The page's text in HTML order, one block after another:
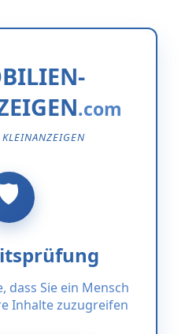
KLEINANZEIGEN
dass Sie ein Mensch
Inhalte zuzugreifen